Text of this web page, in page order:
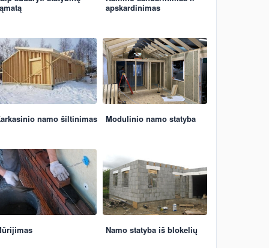
apskardinimas
namo šiltinimas Modulinio namo statyba
Namo statyba iš blokelių